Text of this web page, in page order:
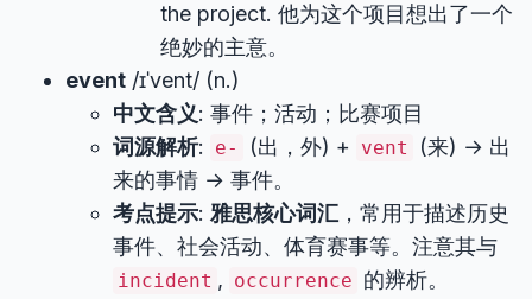
the project. 他为这个项目想出了一个
绝妙的主意。
event /ɪˈvent/ (n.)
中文含义: 事件；活动；比赛项目
词源解析: e- (出，外) + vent
(来) → 出
来的事情 → 事件。
考点提示: 雅思核心词汇 ，常用于描述历史
事件、社会活动、体育赛事等。注意其与
incident , occurrence 的辨析。